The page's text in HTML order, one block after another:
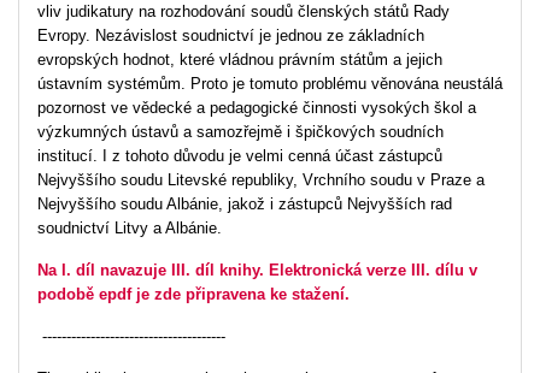
vliv judikatury na rozhodování soudů členských států Rady
Evropy. Nezávislost soudnictví je jednou ze základních
evropských hodnot, které vládnou právním státům a jejich
ústavním systémům. Proto je tomuto problému věnována neustálá
pozornost ve vědecké a pedagogické činnosti vysokých škol a
výzkumných ústavů a samozřejmě i špičkových soudních
institucí. I z tohoto důvodu je velmi cenná účast zástupců
Nejvyššího soudu Litevské republiky, Vrchního soudu v Praze a
Nejvyššího soudu Albánie, jakož i zástupců Nejvyšších rad
soudnictví Litvy a Albánie.
Na I. díl navazuje III. díl knihy. Elektronická verze III. dílu v
podobě epdf je zde připravena ke stažení.
--------------------------------------